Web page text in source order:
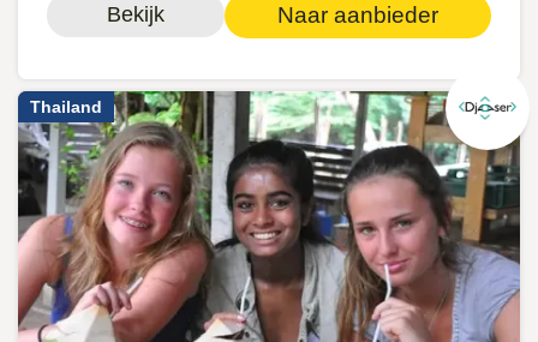
Bekijk Naar aanbieder
Thailand